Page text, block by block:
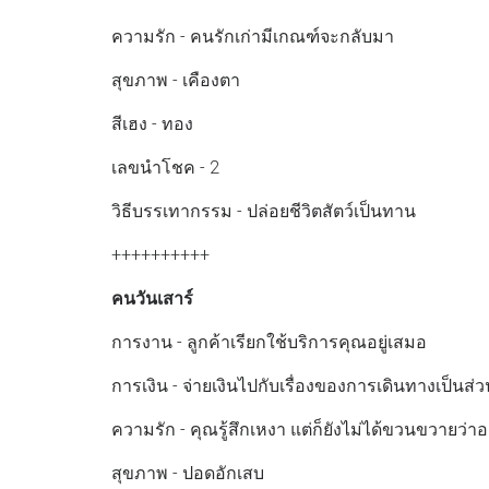
ความรัก - คนรักเก่ามีเกณฑ์จะกลับมา
สุขภาพ - เคืองตา
สีเฮง - ทอง
เลขนำโชค - 2
วิธีบรรเทากรรม - ปล่อยชีวิตสัตว์เป็นทาน
++++++++++
คนวันเสาร์
การงาน - ลูกค้าเรียกใช้บริการคุณอยู่เสมอ
การเงิน - จ่ายเงินไปกับเรื่องของการเดินทางเป็นส่
ความรัก - คุณรู้สึกเหงา แต่ก็ยังไม่ได้ขวนขวายว่า
สุขภาพ - ปอดอักเสบ